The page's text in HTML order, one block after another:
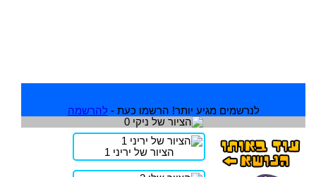
לנרשמים מגיע יותר! הרשמו כעת - להרשמה
הציור של יריני 1